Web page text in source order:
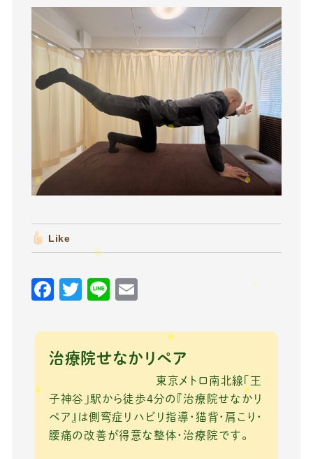
Like
F
c
e
o
o
k
T
it
te
Li
e
ai
l
治療院せなかリペア
東京メトロ南北線「王
子神谷」駅から徒歩4分の『治療院せなかリ
ペア』は側弯症リハビリ指導・猫背・肩こり・
腰痛の改善が得意な整体・治療院です。